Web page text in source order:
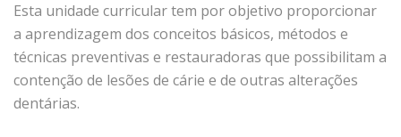
Esta unidade curricular tem por objetivo proporcionar
a aprendizagem dos conceitos básicos, métodos e
técnicas preventivas e restauradoras que possibilitam a
contenção de lesões de cárie e de outras alterações
dentárias.